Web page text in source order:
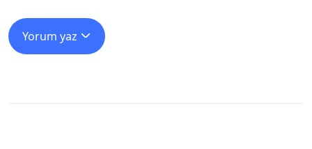
Yorum yaz